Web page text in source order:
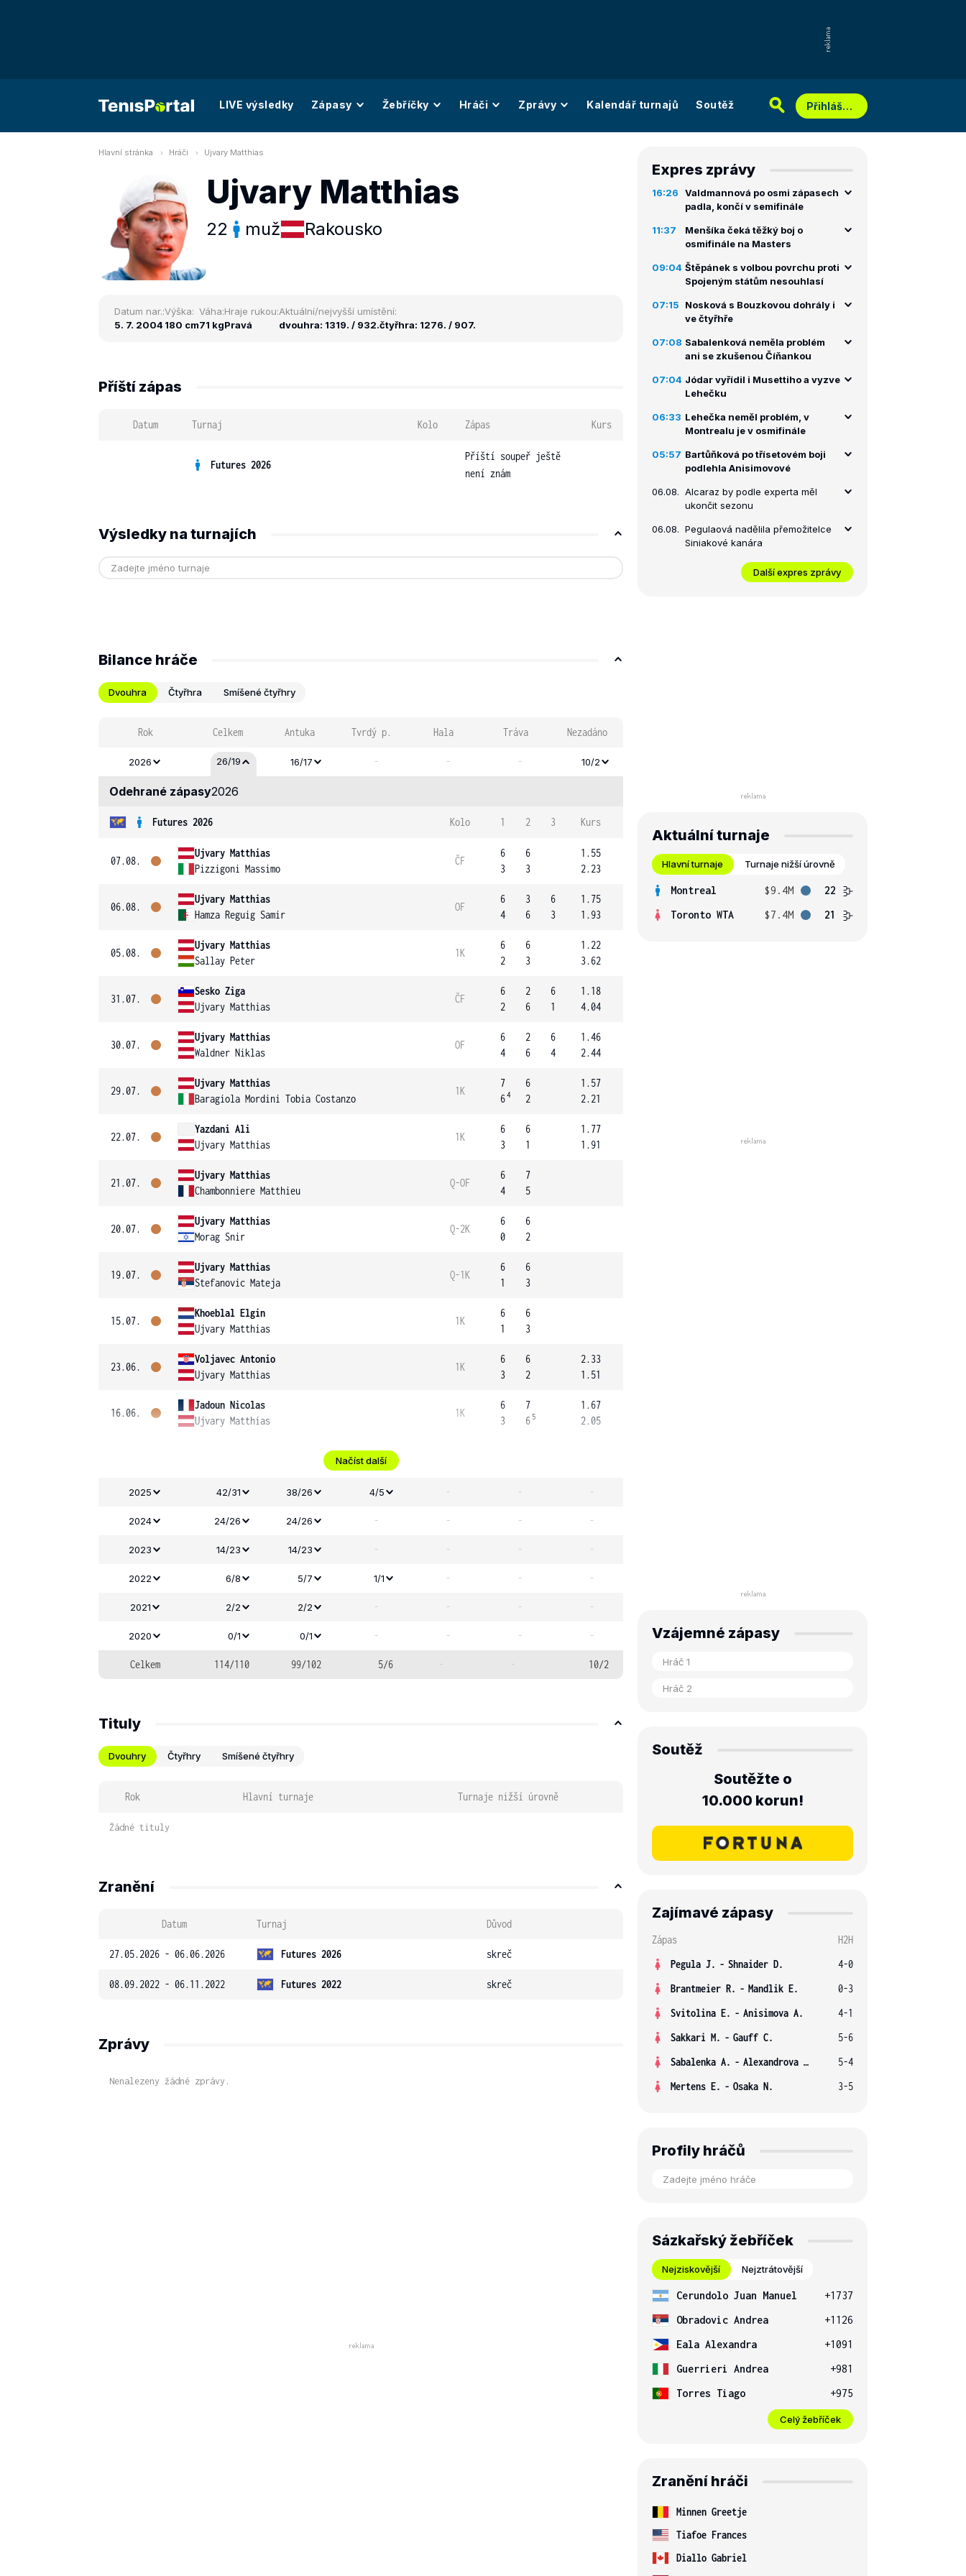
LIVE výsledky Zápasy Žebříčky Hráči Zprávy Kalendář turnajů Soutěž Přihlášení
Hlavní stránka Hráči Ujvary Matthias
Ujvary Matthias
22 muž Rakousko
Datum nar.:
5. 7. 2004
Výška:
180 cm
Váha:
71 kg
Hraje rukou:
Pravá
Aktuální/nejvyšší umístění:
dvouhra: 1319. / 932.čtyřhra: 1276. / 907.
Příští zápas
Datum Turnaj Kolo Zápas Kurs
Futures 2026
Příští soupeř ještě
není znám
Výsledky na turnajích
Bilance hráče
Dvouhra Čtyřhra Smíšené čtyřhry
Rok Celkem Antuka Tvrdý p. Hala Tráva Nezadáno
2026 26/19 16/17 - - - 10/2
Odehrané zápasy2026
Futures 2026 Kolo 1 2 3 Kurs
07.08.
Ujvary Matthias
Pizzigoni Massimo
ČF
6
3
6
3
1.55
2.23
06.08.
Ujvary Matthias
Hamza Reguig Samir
OF
6
4
3
6
6
3
1.75
1.93
05.08.
Ujvary Matthias
Sallay Peter
1K
6
2
6
3
1.22
3.62
31.07.
Sesko Ziga
Ujvary Matthias
ČF
6
2
2
6
6
1
1.18
4.04
30.07.
Ujvary Matthias
Waldner Niklas
OF
6
4
2
6
6
4
1.46
2.44
29.07.
Ujvary Matthias
Baragiola Mordini Tobia Costanzo
1K
7
64
6
2
1.57
2.21
22.07.
Yazdani Ali
Ujvary Matthias
1K
6
3
6
1
1.77
1.91
21.07.
Ujvary Matthias
Chambonniere Matthieu
Q-OF
6
4
7
5
20.07.
Ujvary Matthias
Morag Snir
Q-2K
6
0
6
2
19.07.
Ujvary Matthias
Stefanovic Mateja
Q-1K
6
1
6
3
15.07.
Khoeblal Elgin
Ujvary Matthias
1K
6
1
6
3
23.06.
Voljavec Antonio
Ujvary Matthias
1K
6
3
6
2
2.33
1.51
16.06.
Jadoun Nicolas
Ujvary Matthias
1K
6
3
7
6 5
1.67
2.05
Načíst další
2025 42/31 38/26 4/5 - - -
2024 24/26 24/26 - - - -
2023 14/23 14/23 - - - -
2022 6/8 5/7 1/1 - - -
2021 2/2 2/2 - - - -
2020 0/1 0/1 - - - -
Celkem 114/110 99/102 5/6 - - 10/2
Tituly
Dvouhry Čtyřhry Smíšené čtyřhry
Rok Hlavní turnaje Turnaje nižší úrovně
Žádné tituly
Zranění
Datum Turnaj Důvod
27.05.2026 - 06.06.2026 Futures 2026 skreč
08.09.2022 - 06.11.2022 Futures 2022 skreč
Zprávy
Nenalezeny žádné zprávy.
Expres zprávy
16:26
Valdmannová po osmi zápasech
padla, končí v semifinále
11:37
Menšíka čeká těžký boj o
osmifinále na Masters
09:04 Štěpánek s volbou povrchu proti
Spojeným státům nesouhlasí
07:15
Nosková s Bouzkovou dohrály i
ve čtyřhře
07:08 Sabalenková neměla problém
ani se zkušenou Číňankou
07:04 Jódar vyřídil i Musettiho a vyzve
Lehečku
06:33 Lehečka neměl problém, v
Montrealu je v osmifinále
05:57 Bartůňková po třísetovém boji
podlehla Anisimovové
06.08. Alcaraz by podle experta měl
ukončit sezonu
06.08. Pegulaová nadělila přemožitelce
Siniakové kanára
Další expres zprávy
Aktuální turnaje
Hlavní turnaje Turnaje nižší úrovně
Montreal $9.4M
22
Toronto WTA
$7.4M 21
Vzájemné zápasy
Soutěž
Soutěžte o
10.000 korun!
Zajímavé zápasy
Zápas
H2H
Pegula J. - Shnaider D.
4-0
Brantmeier R. - Mandlik E.
0-3
Svitolina E. - Anisimova A.
4-1
Sakkari M. - Gauff C.
5-6
Sabalenka A. - Alexandrova E.
5-4
Mertens E. - Osaka N. 3-5
Profily hráčů
Sázkařský žebříček
Nejziskovější Nejztrátovější
Cerundolo Juan Manuel
+1737
Obradovic Andrea
+1126
Eala Alexandra
+1091
Guerrieri Andrea
+981
Torres Tiago
+975
Celý žebříček
Zranění hráči
Minnen Greetje
Tiafoe Frances
Diallo Gabriel